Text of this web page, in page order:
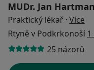
MUDr. Jan Hartman
Praktický lékař · Více
Rtyně v Podkrkonoší 1
25 názorů